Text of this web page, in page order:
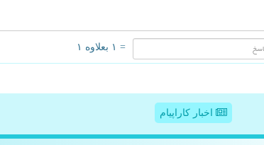
= ۱ بعلاوه ۱
اخبار کاراپیام